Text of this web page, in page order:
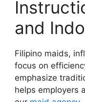
and
Filipino maids,
focus on
emphasize
helps employers